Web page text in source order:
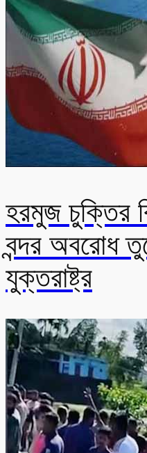
হরমুজ চুক্তির
বন্দর অবরোধ
যুক্তরাষ্ট্র